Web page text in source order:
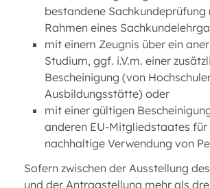
bestandene Sachkundeprüfung
Rahmen eines
mit einem Zeugnis über ein
Studium, ggf. i.V.m. einer
Bescheinigung (von
Ausbildungsstätte) oder
mit einer gültigen
anderen EU-Mitgliedstaates für
nachhaltige Verwendung von
Sofern zwischen der Ausstellung
und der Antragstellung mehr als